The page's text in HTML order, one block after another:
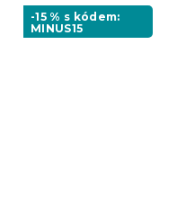
-15 % s kódem:
MINUS15